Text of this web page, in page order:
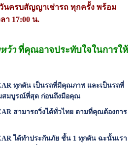
นครบสัญญาเช่ารถ ทุกครั้ง พร้อม
า 17:00 น.
ว้าที่คุณอาจประทับใจในการให้
ทุกคัน เป็นรถที่มีคุณภาพ และเป็นรถที่
สมบูรณ์ที่สุด ก่อนถึงมือคุณ
สามารถวิ่งได้ทั่วไทย ตามที่คุณต้องการ
ได้ทำประกันภัย ชั้น 1 ทุกคัน ฉะนั้นเรา